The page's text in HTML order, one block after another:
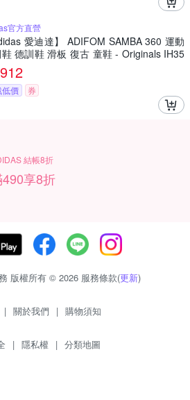
官方直營
愛迪達】 ADIFOM SAMBA 360 運動
德訓鞋 滑板 復古 童鞋 - Originals IH35
低價 券
結帳8折
享8折
版權所有 © 2026 服務條款(更新)
| 關於我們 | 購物須知
| 隱私權 | 分類地圖